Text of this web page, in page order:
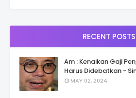
RECENT POSTS
Am : Kenaikan Gaji
Harus Didebatkan -
MAY 02, 2024